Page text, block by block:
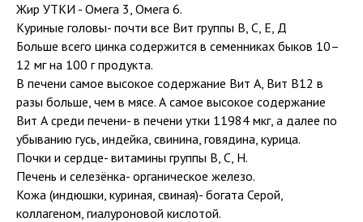
Жир УТКИ - Омега 3, Омега 6.
Куриные головы- почти все Вит группы В, С, Е, Д
Больше всего цинка содержится в семенниках быков 10–
12 мг на 100 г продукта.
В печени самое высокое содержание Вит А, Вит В12 в
разы больше, чем в мясе. А самое высокое содержание
Вит А среди печени- в печени утки 11984 мкг, а далее по
убыванию гусь, индейка, свинина, говядина, курица.
Почки и сердце- витамины группы В, С, Н.
Печень и селезёнка- органическое железо.
Кожа (индюшки, куриная, свиная)- богата Серой,
коллагеном, гиалуроновой кислотой.